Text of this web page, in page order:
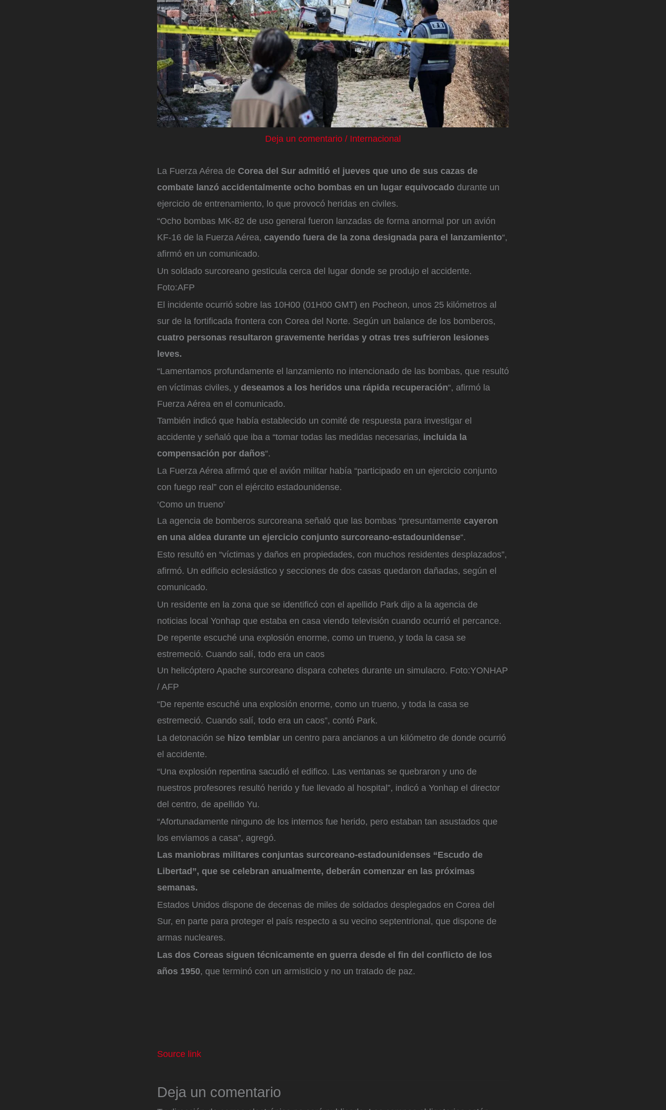
Deja un comentario / Internacional
La Fuerza Aérea de Corea del Sur admitió el jueves que uno de sus cazas de
combate lanzó accidentalmente ocho bombas en un lugar equivocado durante un
ejercicio de entrenamiento, lo que provocó heridas en civiles.
“Ocho bombas MK-82 de uso general fueron lanzadas de forma anormal por un avión
KF-16 de la Fuerza Aérea, cayendo fuera de la zona designada para el lanzamiento“,
afirmó en un comunicado.
Un soldado surcoreano gesticula cerca del lugar donde se produjo el accidente.
Foto:AFP
El incidente ocurrió sobre las 10H00 (01H00 GMT) en Pocheon, unos 25 kilómetros al
sur de la fortificada frontera con Corea del Norte. Según un balance de los bomberos,
cuatro personas resultaron gravemente heridas y otras tres sufrieron lesiones
leves.
“Lamentamos profundamente el lanzamiento no intencionado de las bombas, que resultó
en víctimas civiles, y deseamos a los heridos una rápida recuperación“, afirmó la
Fuerza Aérea en el comunicado.
También indicó que había establecido un comité de respuesta para investigar el
accidente y señaló que iba a “tomar todas las medidas necesarias, incluida la
compensación por daños“.
La Fuerza Aérea afirmó que el avión militar había “participado en un ejercicio conjunto
con fuego real” con el ejército estadounidense.
‘Como un trueno’
La agencia de bomberos surcoreana señaló que las bombas “presuntamente cayeron
en una aldea durante un ejercicio conjunto surcoreano-estadounidense“.
Esto resultó en “víctimas y daños en propiedades, con muchos residentes desplazados”,
afirmó. Un edificio eclesiástico y secciones de dos casas quedaron dañadas, según el
comunicado.
Un residente en la zona que se identificó con el apellido Park dijo a la agencia de
noticias local Yonhap que estaba en casa viendo televisión cuando ocurrió el percance.
De repente escuché una explosión enorme, como un trueno, y toda la casa se
estremeció. Cuando salí, todo era un caos
Un helicóptero Apache surcoreano dispara cohetes durante un simulacro. Foto:YONHAP
/ AFP
“De repente escuché una explosión enorme, como un trueno, y toda la casa se
estremeció. Cuando salí, todo era un caos”, contó Park.
La detonación se hizo temblar un centro para ancianos a un kilómetro de donde ocurrió
el accidente.
“Una explosión repentina sacudió el edifico. Las ventanas se quebraron y uno de
nuestros profesores resultó herido y fue llevado al hospital”, indicó a Yonhap el director
del centro, de apellido Yu.
“Afortunadamente ninguno de los internos fue herido, pero estaban tan asustados que
los enviamos a casa”, agregó.
Las maniobras militares conjuntas surcoreano-estadounidenses “Escudo de
Libertad”, que se celebran anualmente, deberán comenzar en las próximas
semanas.
Estados Unidos dispone de decenas de miles de soldados desplegados en Corea del
Sur, en parte para proteger el país respecto a su vecino septentrional, que dispone de
armas nucleares.
Las dos Coreas siguen técnicamente en guerra desde el fin del conflicto de los
años 1950, que terminó con un armisticio y no un tratado de paz.
Source link
Deja un comentario